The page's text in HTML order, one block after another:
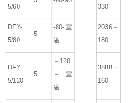
5/60 330
DFY-
5/80
5
-80-室
温
2036－
180
DFY-
5/120
5
－120
－室
温
3888－
160